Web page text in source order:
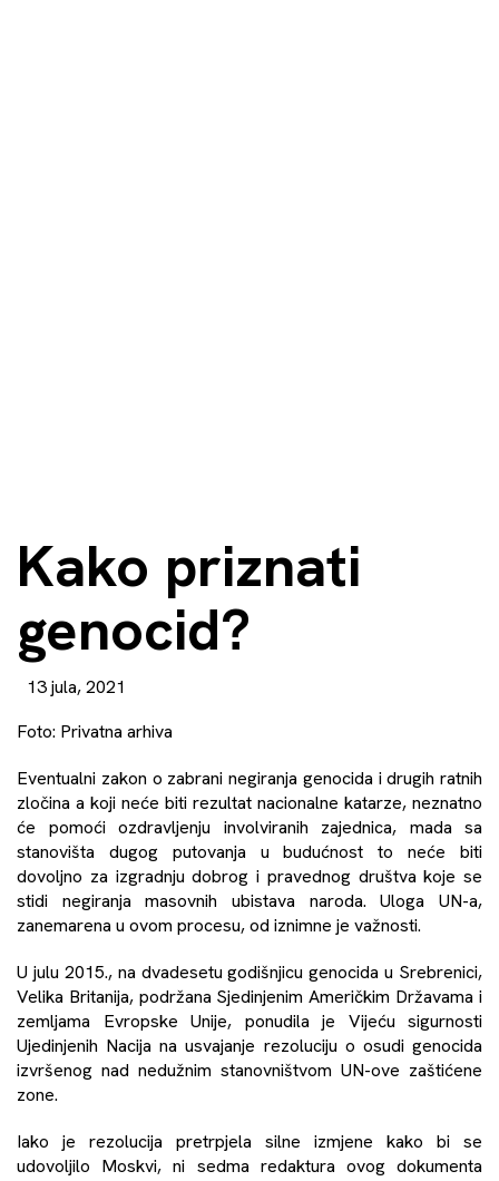
Kako priznati
genocid?
13 jula, 2021
Foto: Privatna arhiva
Eventualni zakon o zabrani negiranja genocida i drugih ratnih
zločina a koji neće biti rezultat nacionalne katarze, neznatno
će pomoći ozdravljenju involviranih zajednica, mada sa
stanovišta dugog putovanja u budućnost to neće biti
dovoljno za izgradnju dobrog i pravednog društva koje se
stidi negiranja masovnih ubistava naroda. Uloga UN-a,
zanemarena u ovom procesu, od iznimne je važnosti.
U julu 2015., na dvadesetu godišnjicu genocida u Srebrenici,
Velika Britanija, podržana Sjedinjenim Američkim Državama i
zemljama Evropske Unije, ponudila je Vijeću sigurnosti
Ujedinjenih Nacija na usvajanje rezoluciju o osudi genocida
izvršenog nad nedužnim stanovništvom UN-ove zaštićene
zone.
Iako je rezolucija pretrpjela silne izmjene kako bi se
udovoljilo Moskvi, ni sedma redaktura ovog dokumenta